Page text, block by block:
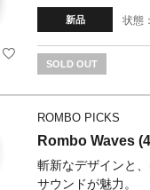
新品 状態：
SOLD OUT
ROMBO PICKS
Rombo Waves
斬新なデザインと
サウンドが魅力。